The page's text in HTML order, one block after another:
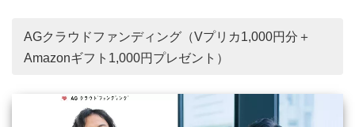
AGクラウドファンディング（Vプリカ1,000円分＋
Amazonギフト1,000円プレゼント）